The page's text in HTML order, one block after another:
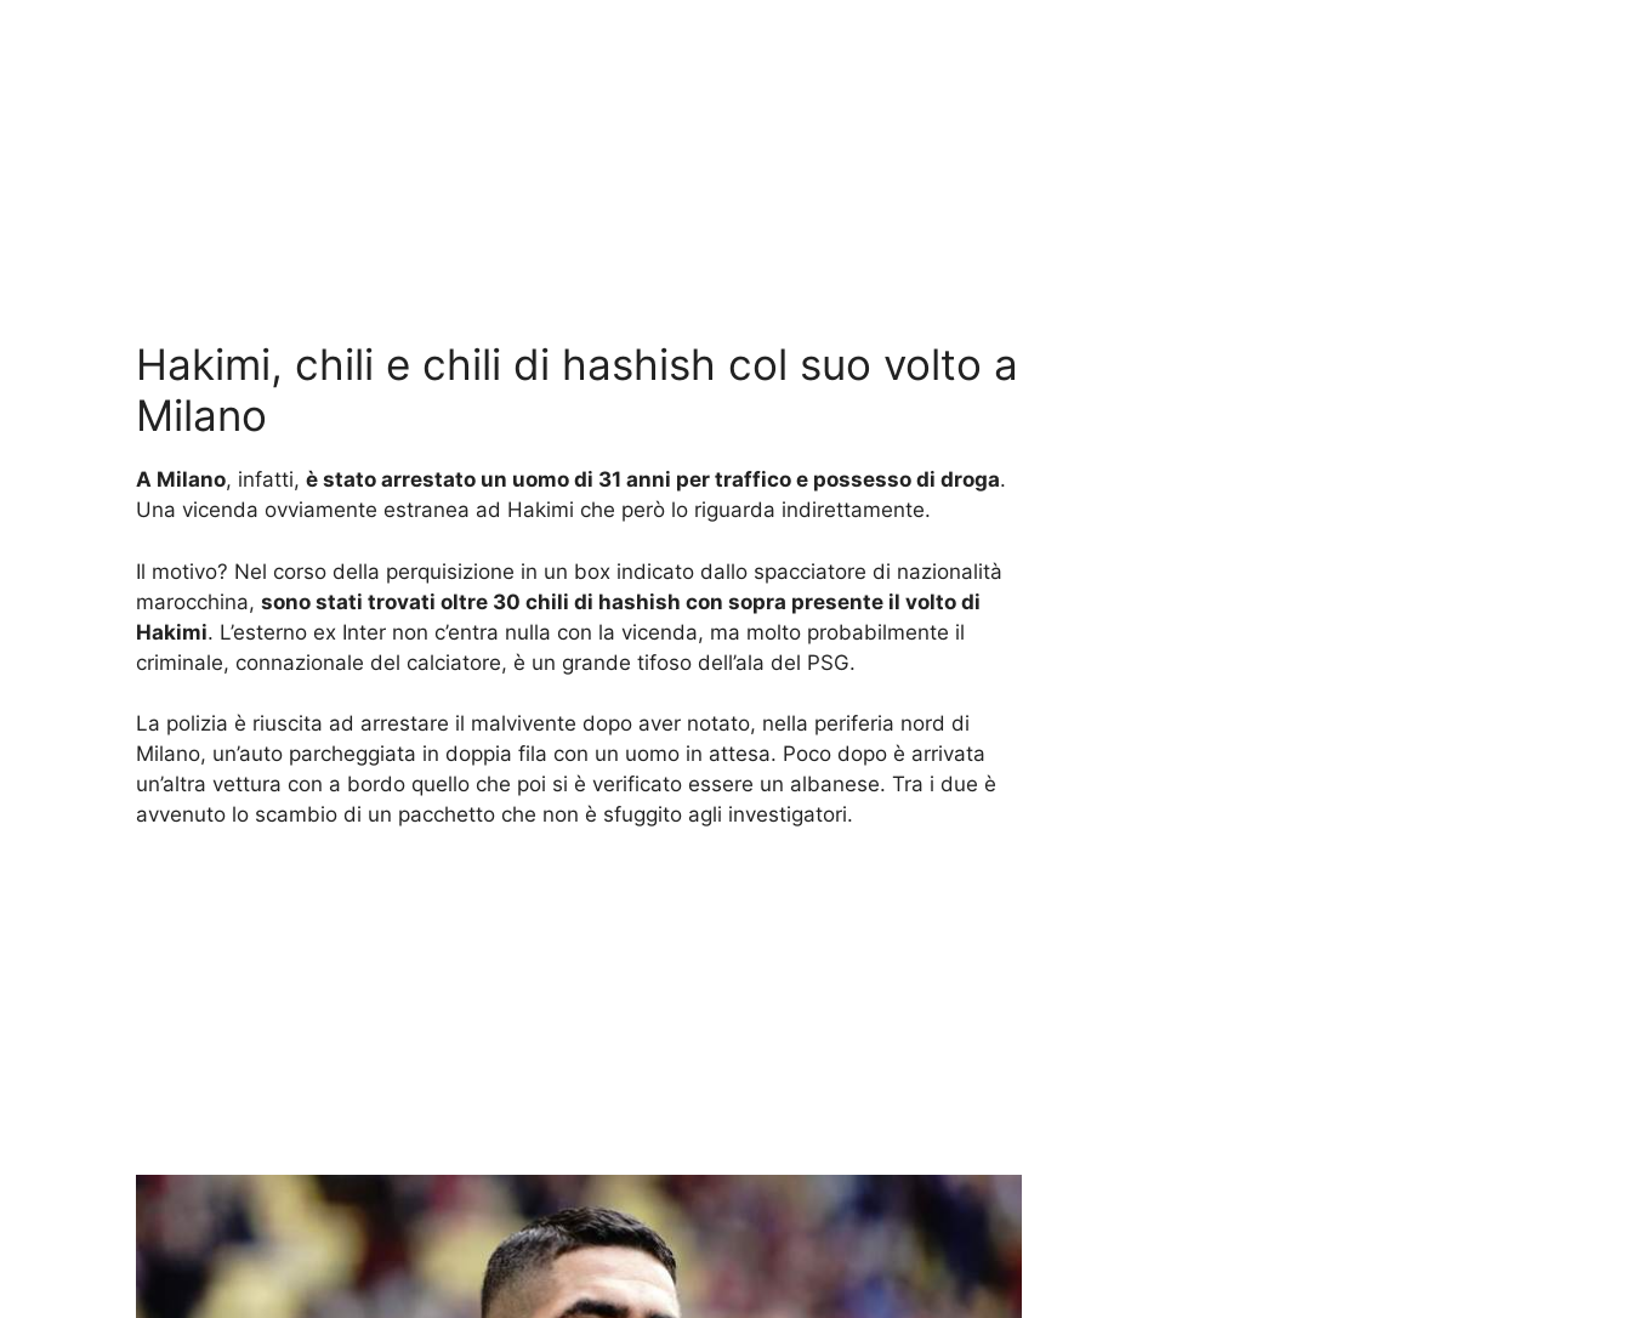
Hakimi, chili e chili di hashish col suo volto a
Milano
A Milano, infatti, è stato arrestato un uomo di 31 anni per traffico e possesso di droga.
Una vicenda ovviamente estranea ad Hakimi che però lo riguarda indirettamente.
Il motivo? Nel corso della perquisizione in un box indicato dallo spacciatore di nazionalità
marocchina, sono stati trovati oltre 30 chili di hashish con sopra presente il volto di
Hakimi. L’esterno ex Inter non c’entra nulla con la vicenda, ma molto probabilmente il
criminale, connazionale del calciatore, è un grande tifoso dell’ala del PSG.
La polizia è riuscita ad arrestare il malvivente dopo aver notato, nella periferia nord di
Milano, un’auto parcheggiata in doppia fila con un uomo in attesa. Poco dopo è arrivata
un’altra vettura con a bordo quello che poi si è verificato essere un albanese. Tra i due è
avvenuto lo scambio di un pacchetto che non è sfuggito agli investigatori.